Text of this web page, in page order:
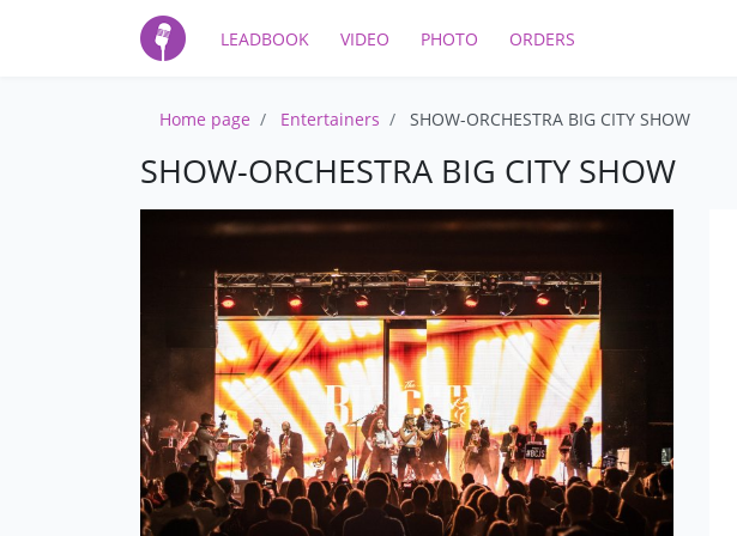
LEADBOOK VIDEO PHOTO ORDERS
Home page Entertainers SHOW-ORCHESTRA BIG CITY SHOW
SHOW-ORCHESTRA BIG CITY SHOW